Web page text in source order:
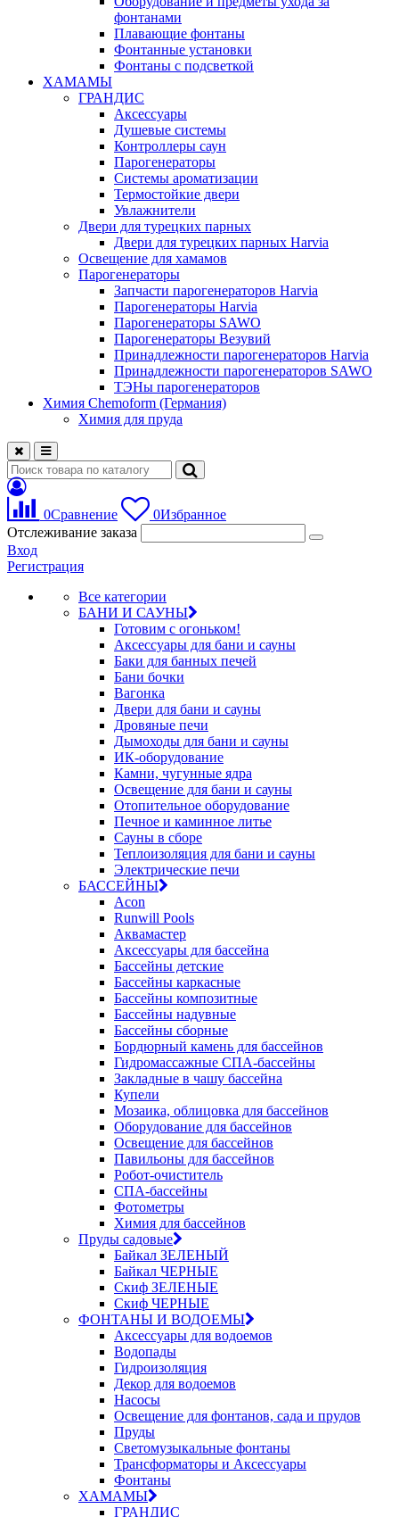
фонтанами
Плавающие фонтаны
Фонтанные установки
Фонтаны с подсветкой
ХАМАМЫ
ГРАНДИС
Аксессуары
Душевые системы
Контроллеры саун
Парогенераторы
Системы ароматизации
Термостойкие двери
Увлажнители
Двери для турецких парных
Двери для турецких парных Harvia
Освещение для хамамов
Парогенераторы
Запчасти парогенераторов Harvia
Парогенераторы Harvia
Парогенераторы SAWO
Парогенераторы Везувий
Принадлежности парогенераторов Harvia
Принадлежности парогенераторов SAWO
ТЭНы парогенераторов
Химия Chemoform (Германия)
Химия для пруда
0Сравнение 0Избранное
Отслеживание заказа
Вход
Регистрация
Все категории
БАНИ И САУНЫ
Готовим с огоньком!
Аксессуары для бани и сауны
Баки для банных печей
Бани бочки
Вагонка
Двери для бани и сауны
Дровяные печи
Дымоходы для бани и сауны
ИК-оборудование
Камни, чугунные ядра
Освещение для бани и сауны
Отопительное оборудование
Печное и каминное литье
Сауны в сборе
Теплоизоляция для бани и сауны
Электрические печи
БАССЕЙНЫ
Acon
Runwill Pools
Аквамастер
Аксессуары для бассейна
Бассейны детские
Бассейны каркасные
Бассейны композитные
Бассейны надувные
Бассейны сборные
Бордюрный камень для бассейнов
Гидромассажные СПА-бассейны
Закладные в чашу бассейна
Купели
Мозаика, облицовка для бассейнов
Оборудование для бассейнов
Освещение для бассейнов
Павильоны для бассейнов
Робот-очиститель
СПА-бассейны
Фотометры
Химия для бассейнов
Пруды садовые
Байкал ЗЕЛЕНЫЙ
Байкал ЧЕРНЫЕ
Скиф ЗЕЛЕНЫЕ
Скиф ЧЕРНЫЕ
ФОНТАНЫ И ВОДОЕМЫ
Аксессуары для водоемов
Водопады
Гидроизоляция
Декор для водоемов
Насосы
Освещение для фонтанов, сада и прудов
Пруды
Светомузыкальные фонтаны
Трансформаторы и Аксессуары
Фонтаны
ХАМАМЫ
ГРАНДИС